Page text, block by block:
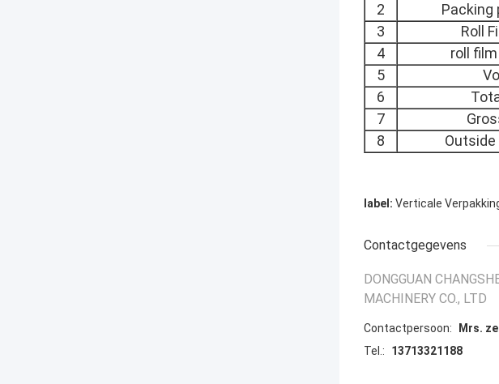
2
Packing
3
Roll
4
roll
5
6
7
8
label: Verticale
Contactgegevens
DONGGUAN
MACHINERY CO., LTD
Contactpersoon:
Mrs.
Tel.:
13713321188